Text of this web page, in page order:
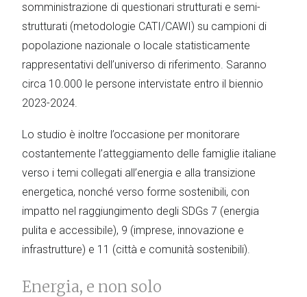
somministrazione di questionari strutturati e semi-
strutturati (metodologie CATI/CAWI) su campioni di
popolazione nazionale o locale statisticamente
rappresentativi dell’universo di riferimento. Saranno
circa 10.000 le persone intervistate entro il biennio
2023-2024.
Lo studio è inoltre l’occasione per monitorare
costantemente l’atteggiamento delle famiglie italiane
verso i temi collegati all’energia e alla transizione
energetica, nonché verso forme sostenibili, con
impatto nel raggiungimento degli SDGs 7 (energia
pulita e accessibile), 9 (imprese, innovazione e
infrastrutture) e 11 (città e comunità sostenibili).
Energia, e non solo